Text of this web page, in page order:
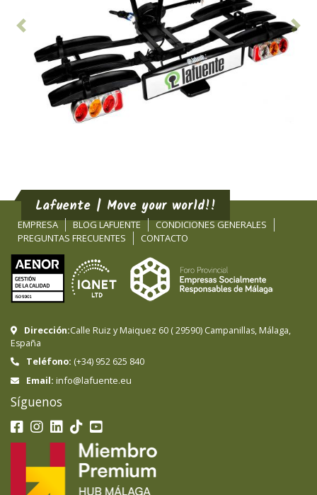
Lafuente | Move your world!!
EMPRESA BLOG LAFUENTE
CONDICIONES GENERALES
PREGUNTAS FRECUENTES
CONTACTO
Dirección:Calle Ruiz y Maiquez 60 (29590) Campanillas, Málaga,
España
Teléfono: (+34) 952 625 840
Email: info@lafuente.eu
Síguenos